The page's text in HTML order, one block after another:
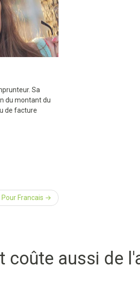
Sa
du montant du
de facture
Francais
coûte aussi de